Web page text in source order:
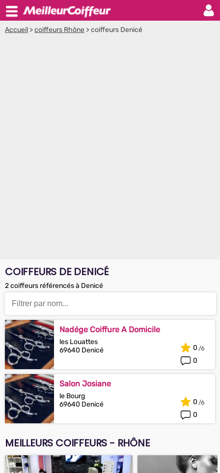
Accueil >coiffeurs Rhône >coiffeurs Denicé
COIFFEURS DE DENICÉ
2 coiffeurs référencés à Denicé
Nadége Coiffure A Domicile
les Louattes
69640 Denicé
0
0
Salon Josiane
le Bourg
69640 Denicé
0
0
MEILLEURS COIFFEURS - RHÔNE